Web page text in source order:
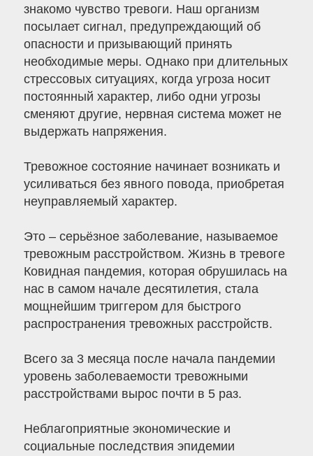
знакомо чувство тревоги. Наш организм
посылает сигнал, предупреждающий об
опасности и призывающий принять
необходимые меры. Однако при длительных
стрессовых ситуациях, когда угроза носит
постоянный характер, либо одни угрозы
сменяют другие, нервная система может не
выдержать напряжения.
Тревожное состояние начинает возникать и
усиливаться без явного повода, приобретая
неуправляемый характер.
Это – серьёзное заболевание, называемое
тревожным расстройством. Жизнь в тревоге
Ковидная пандемия, которая обрушилась на
нас в самом начале десятилетия, стала
мощнейшим триггером для быстрого
распространения тревожных расстройств.
Всего за 3 месяца после начала пандемии
уровень заболеваемости тревожными
расстройствами вырос почти в 5 раз.
Неблагоприятные экономические и
социальные последствия эпидемии